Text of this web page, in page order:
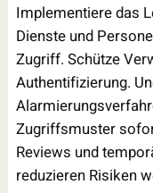
Implementiere das
Dienste und
Zugriff. Schütze
Authentifizierung.
Zugriffsmuster
Reviews und
reduzieren Risiken